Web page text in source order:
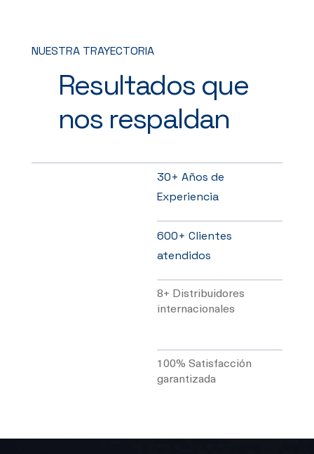
NUESTRA TRAYECTORIA
Resultados que
nos respaldan
30+ Años de
Experiencia
600+ Clientes
atendidos
8+ Distribuidores
internacionales​
100% Satisfacción
garantizada​